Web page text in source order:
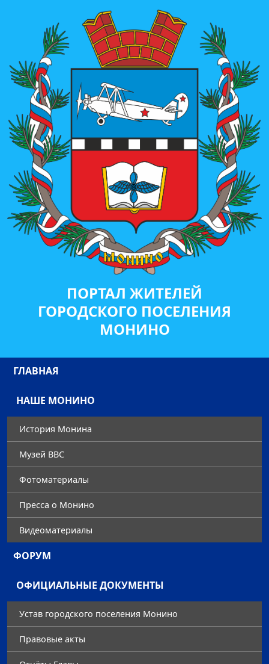
ПОРТАЛ ЖИТЕЛЕЙ
ГОРОДСКОГО ПОСЕЛЕНИЯ
МОНИНО
ГЛАВНАЯ
НАШЕ МОНИНО
История Монина
Музей ВВС
Фотоматериалы
Преccа о Монино
Видеоматериалы
ФОРУМ
ОФИЦИАЛЬНЫЕ ДОКУМЕНТЫ
Устав городского поселения Монино
Правовые акты